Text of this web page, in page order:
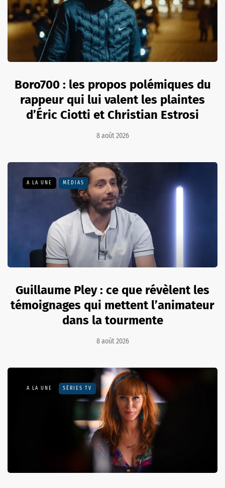
Boro700 : les propos polémiques du
rappeur qui lui valent les plaintes
d’Éric Ciotti et Christian Estrosi
8 août 2026
A LA UNE MÉDIAS
Guillaume Pley : ce que révèlent les
témoignages qui mettent l’animateur
dans la tourmente
8 août 2026
A LA UNE SÉRIES TV